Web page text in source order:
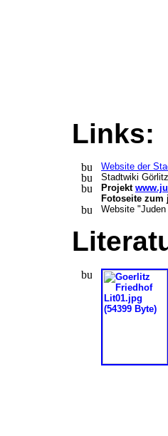
Website der
Stadtwiki
Projekt
Fotoseite
Website